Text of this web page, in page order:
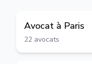
Avocat à Paris
22 avocats